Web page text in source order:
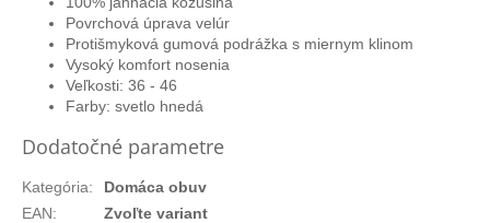
Povrchová úprava velúr
Protišmyková gumová podrážka s miernym klinom
Vysoký komfort nosenia
Veľkosti: 36 - 46
Farby: svetlo hnedá
Dodatočné parametre
Kategória:
Domáca obuv
EAN:
Zvoľte variant